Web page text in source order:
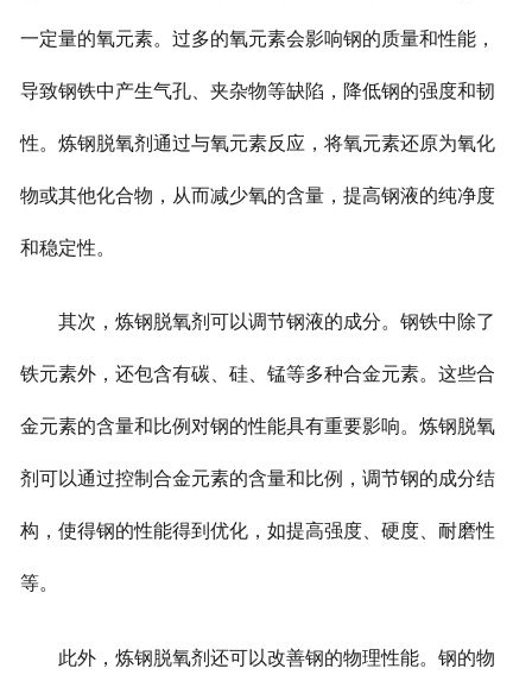
一定量的氧元素。过多的氧元素会影响钢的质量和性能，
导致钢铁中产生气孔、夹杂物等缺陷，降低钢的强度和韧
性。炼钢脱氧剂通过与氧元素反应，将氧元素还原为氧化
物或其他化合物，从而减少氧的含量，提高钢液的纯净度
和稳定性。
其次，炼钢脱氧剂可以调节钢液的成分。钢铁中除了
铁元素外，还包含有碳、硅、锰等多种合金元素。这些合
金元素的含量和比例对钢的性能具有重要影响。炼钢脱氧
剂可以通过控制合金元素的含量和比例，调节钢的成分结
构，使得钢的性能得到优化，如提高强度、硬度、耐磨性
等。
此外，炼钢脱氧剂还可以改善钢的物理性能。钢的物